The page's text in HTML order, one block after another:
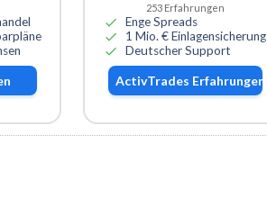
253Erfahrungen
Enge Spreads
1 Mio. € Einlagensicherung
Deutscher Support
ActivTrades Erfahrungen